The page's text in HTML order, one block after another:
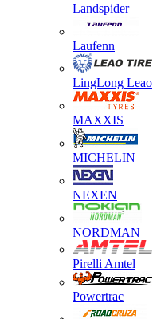
Landspider
Laufenn
LingLong Leao
MAXXIS
MICHELIN
NEXEN
NORDMAN
Pirelli Amtel
Powertrac